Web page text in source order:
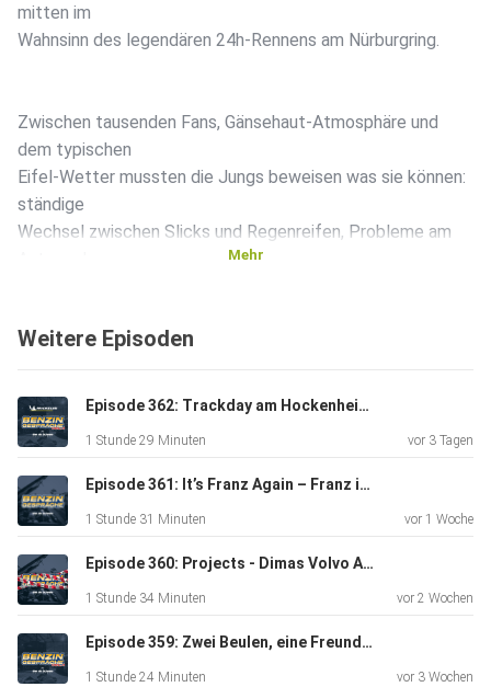
mitten im
Wahnsinn des legendären 24h-Rennens am Nürburgring.
Zwischen tausenden Fans, Gänsehaut-Atmosphäre und
dem typischen
Eifel-Wetter mussten die Jungs beweisen was sie können:
ständige
Wechsel zwischen Slicks und Regenreifen, Probleme am
gereicht
hat? Darüber sprechen wir in dieser Folge – genau wie über
Chaos
in der Boxengasse, schwierige Entscheidungen während
des Rennens
der
bisherigen Saison war. Für mich persönlich ist es außerdem
spannend, die fahrerische Entwicklung der Jungs von
Rennen zu
Mehr
Weitere Episoden
Episode 362: Trackday am Hockenheimring mit Area M & Michelin
1 Stunde 29 Minuten vor 3 Tagen
Episode 361: It’s Franz Again – Franz im Auto ist zurück
1 Stunde 31 Minuten vor 1 Woche
Episode 360: Projects - Dimas Volvo Amazon
1 Stunde 34 Minuten vor 2 Wochen
Episode 359: Zwei Beulen, eine Freundschaft & etwas Lack
1 Stunde 24 Minuten vor 3 Wochen